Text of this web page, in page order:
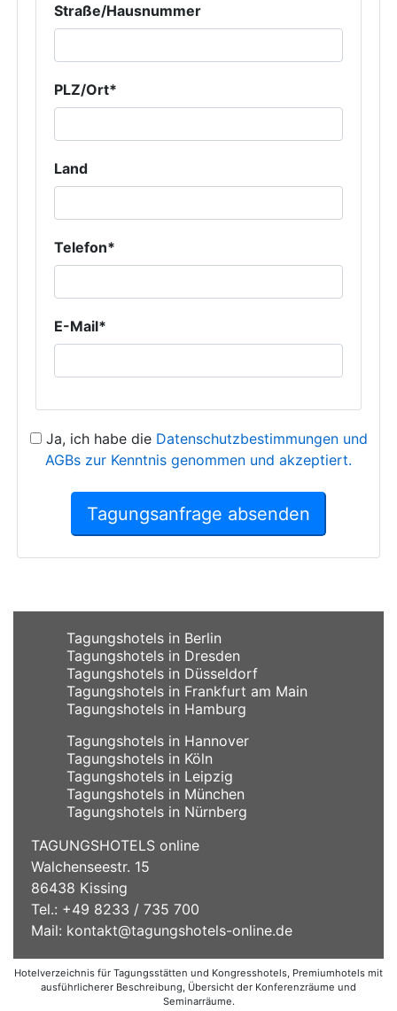
Straße/Hausnummer
PLZ/Ort*
Land
Telefon*
E-Mail*
Ja, ich habe die Datenschutzbestimmungen und
AGBs zur Kenntnis genommen und akzeptiert.
Tagungsanfrage absenden
Tagungshotels in Berlin
Tagungshotels in Dresden
Tagungshotels in Düsseldorf
Tagungshotels in Frankfurt am Main
Tagungshotels in Hamburg
Tagungshotels in Hannover
Tagungshotels in Köln
Tagungshotels in Leipzig
Tagungshotels in München
Tagungshotels in Nürnberg
TAGUNGSHOTELS online
Walchenseestr. 15
86438 Kissing
Tel.: +49 8233 / 735 700
Mail: kontakt@tagungshotels-online.de
Hotelverzeichnis für Tagungsstätten und Kongresshotels, Premiumhotels mit
ausführlicherer Beschreibung, Übersicht der Konferenzräume und
Seminarräume.